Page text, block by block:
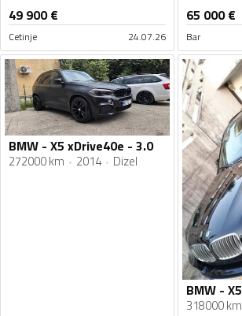
49 900€
Cetinje 24.07.26
65 000€
Bar
BMW - X5 xDrive40e - 3.0
272000 km 2014 Dizel
318000 km